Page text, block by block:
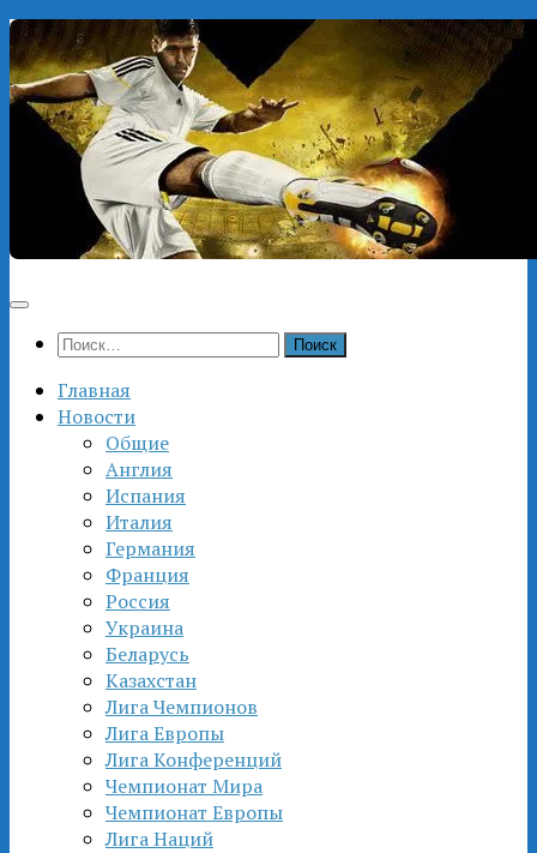
Перейти
к
содержимому
Найти:
Главная
Новости
Общие
Англия
Испания
Италия
Германия
Франция
Россия
Украина
Беларусь
Казахстан
Лига Чемпионов
Лига Европы
Лига Конференций
Чемпионат Мира
Чемпионат Европы
Лига Наций